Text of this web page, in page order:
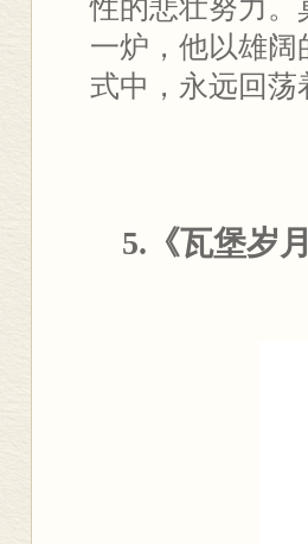
性的悲壮努力。
一炉，他以雄
式中，永远回
5.《瓦堡岁